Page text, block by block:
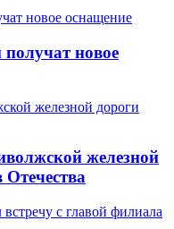
новое
железной
Отечества